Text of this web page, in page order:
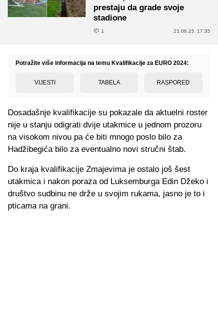
prestaju da grade svoje
stadione
1 21.06.23. 17:35
Potražite više informacija na temu Kvalifikacije za EURO 2024:
VIJESTI TABELA RASPORED
Dosadašnje kvalifikacije su pokazale da aktuelni roster
nije u stanju odigrati dvije utakmice u jednom prozoru
na visokom nivou pa će biti mnogo poslo bilo za
Hadžibegića bilo za eventualno novi stručni štab.
Do kraja kvalifikacije Zmajevima je ostalo još šest
utakmica i nakon poraza od Luksemburga Edin Džeko i
društvo sudbinu ne drže u svojim rukama, jasno je to i
pticama na grani.